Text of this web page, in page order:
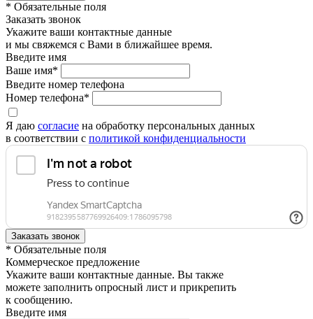
* Обязательные поля
Заказать звонок
Укажите ваши контактные данные
и мы свяжемся с Вами в ближайшее время.
Введите имя
Ваше имя*
Введите номер телефона
Номер телефона*
Я даю согласие на обработку персональных данных
в соответствии с политикой конфиденциальности
* Обязательные поля
Коммерческое предложение
Укажите ваши контактные данные. Вы также
можете заполнить опросный лист и прикрепить
к сообщению.
Введите имя